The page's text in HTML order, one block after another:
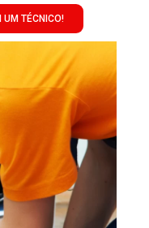
UM TÉCNICO!